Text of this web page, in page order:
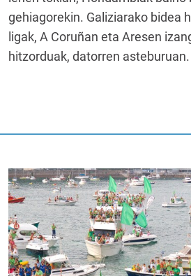
gehiagorekin. Galiziarako bidea
ligak, A Coruñan eta Aresen
hitzorduak, datorren asteburuan.